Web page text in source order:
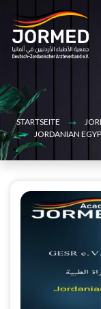
STARTSEITE
JORDANIAN